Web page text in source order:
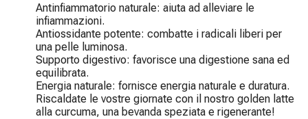
Antinfiammatorio naturale: aiuta ad alleviare le
infiammazioni.
Antiossidante potente: combatte i radicali liberi per
una pelle luminosa.
Supporto digestivo: favorisce una digestione sana ed
equilibrata.
Energia naturale: fornisce energia naturale e duratura.
Riscaldate le vostre giornate con il nostro golden latte
alla curcuma, una bevanda speziata e rigenerante!